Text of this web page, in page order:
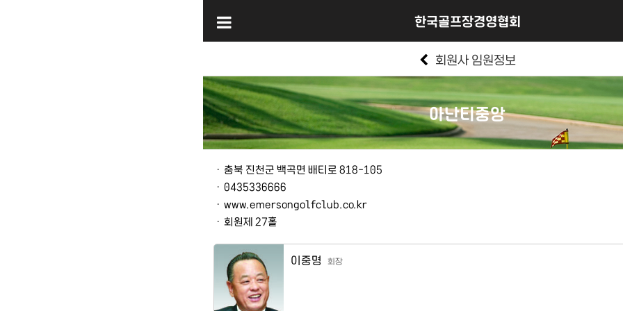
한국골프장경영협회
회원사 임원정보
아난티중앙
본문
ㆍ 충북 진천군 백곡면 배티로 818-105
ㆍ 0435336666
ㆍ www.emersongolfclub.co.kr
ㆍ 회원제 27홀
이중명 회장